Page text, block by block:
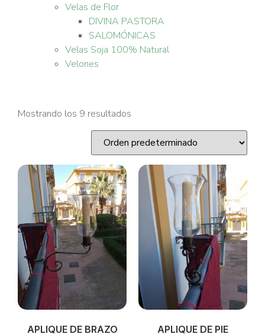
Velas de Flor
DIVINA PASTORA
SALOMÓNICAS
Velas Soja 100% Natural
Velones
Mostrando los 9 resultados
APLIQUE DE BRAZO APLIQUE DE PIE